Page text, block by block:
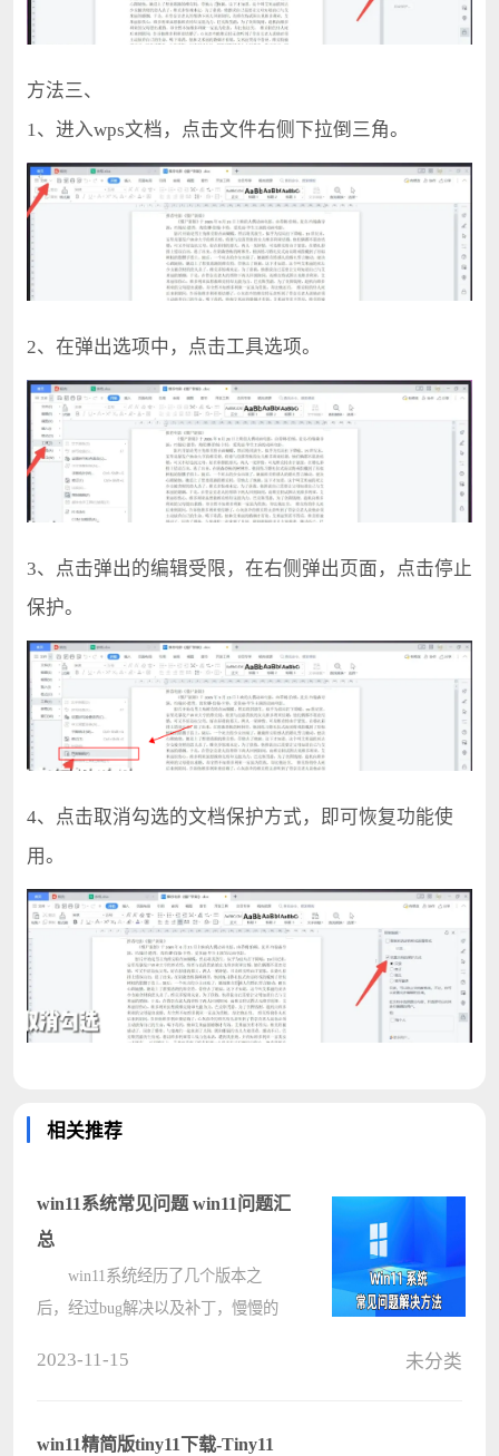
方法三、
1、进入wps文档，点击文件右侧下拉倒三角。
2、在弹出选项中，点击工具选项。
3、点击弹出的编辑受限，在右侧弹出页面，点击停止
保护。
4、点击取消勾选的文档保护方式，即可恢复功能使
用。
相关推荐
win11系统常见问题 win11问题汇
总
win11系统经历了几个版本之
后，经过bug解决以及补丁，慢慢的
举的常见解决方法吧。 1、win11我
2023-11-15 未分类
win11精简版tiny11下载-Tiny11